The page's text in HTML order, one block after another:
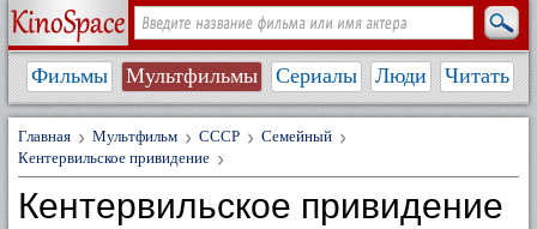
Фильмы Мультфильмы Сериалы Люди Читать
Главная Мультфильм СССР
Семейный
Кентервильское привидение
Кентервильское привидение